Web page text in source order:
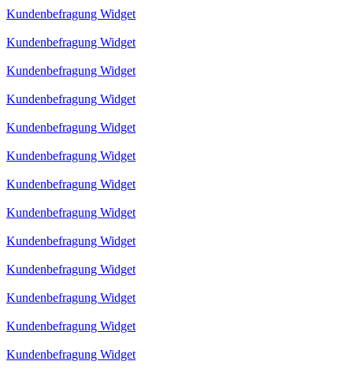
Kundenbefragung Widget
Kundenbefragung Widget
Kundenbefragung Widget
Kundenbefragung Widget
Kundenbefragung Widget
Kundenbefragung Widget
Kundenbefragung Widget
Kundenbefragung Widget
Kundenbefragung Widget
Kundenbefragung Widget
Kundenbefragung Widget
Kundenbefragung Widget
Kundenbefragung Widget